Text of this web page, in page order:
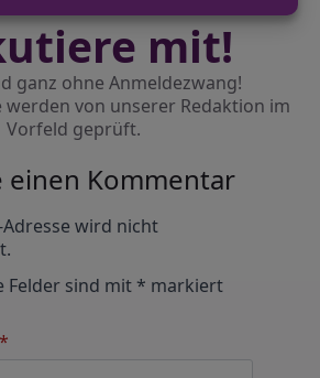
mit!
ganz ohne Anmeldezwang!
werden von unserer Redaktion im
Vorfeld geprüft.
einen Kommentar
Adresse wird nicht
Felder sind mit* markiert
*